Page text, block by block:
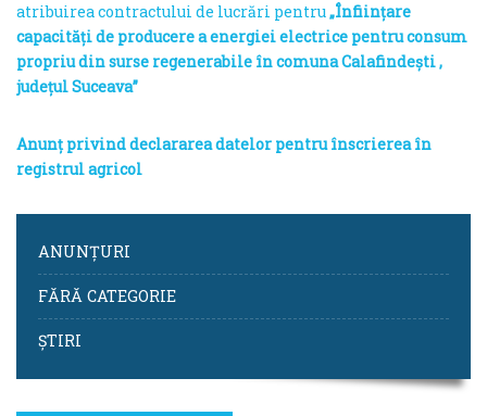
atribuirea contractului de lucrări pentru„Înființare
capacități de producere a energiei electrice pentru consum
propriu din surse regenerabile în comuna Calafindești ,
județul Suceava”
Anunț privind declararea datelor pentru înscrierea în
registrul agricol
ANUNȚURI
FĂRĂ CATEGORIE
ȘTIRI